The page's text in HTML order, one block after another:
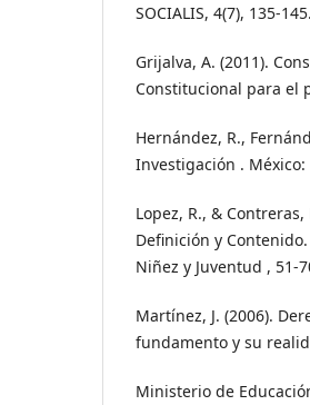
SOCIALIS, 4(7), 135-
Grijalva, A. (2011).
Constitucional para el
Hernández, R.,
Investigación . México:
Lopez, R., &
Definición y
Niñez y Juventud , 51-
Martínez, J. (2006).
fundamento y su
Ministerio de